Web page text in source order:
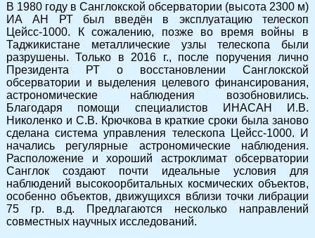
В 1980 году в Санглокской обсерватории (высота 2300 м)
ИА АН РТ был введён в эксплуатацию телескоп
Цейсс-1000. К сожалению, позже во время войны в
Таджикистане металлические узлы телескопа были
разрушены. Только в 2016 г., после поручения лично
Президента РТ о восстановлении Санглокской
обсерватории и выделения целевого финансирования,
астрономические наблюдения возобновились.
Благодаря помощи специалистов ИНАСАН И.В.
Николенко и С.В. Крючкова в краткие сроки была заново
сделана система управления телескопа Цейсс-1000. И
начались регулярные астрономические наблюдения.
Расположение и хороший астроклимат обсерватории
Санглок создают почти идеальные условия для
наблюдений высокоорбитальных космических объектов,
особенно объектов, движущихся вблизи точки либрации
75 гр. в.д. Предлагаются несколько направлений
совместных научных исследований.